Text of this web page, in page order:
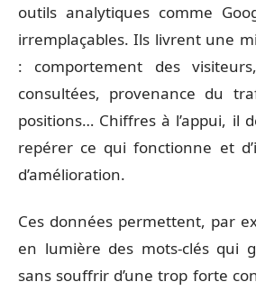
outils analytiques comme
irremplaçables. Ils livrent une
: comportement des
consultées, provenance du
positions… Chiffres à l’appui, il
repérer ce qui fonctionne et
d’amélioration.
Ces données permettent, par
en lumière des mots-clés qui
sans souffrir d’une trop forte